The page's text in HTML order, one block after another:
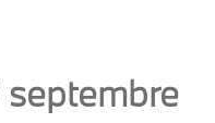
septembre